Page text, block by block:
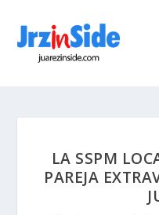
LA SSPM
PAREJA